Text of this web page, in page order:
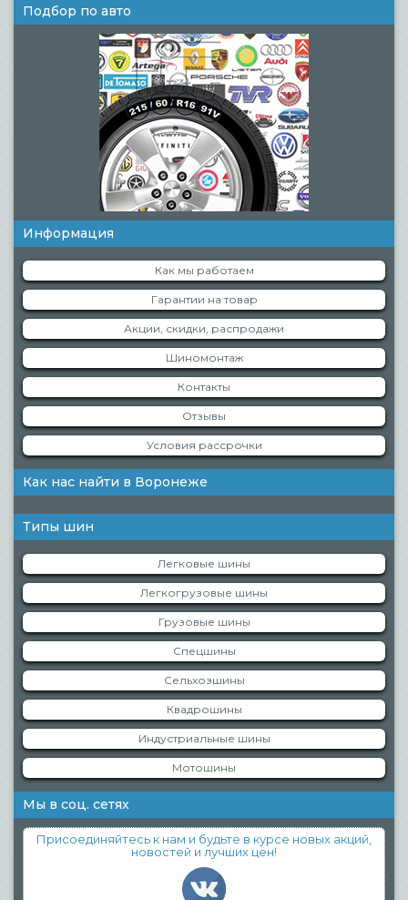
Подбор по авто
Информация
Как мы работаем
Гарантии на товар
Акции, скидки, распродажи
Шиномонтаж
Контакты
Отзывы
Условия рассрочки
Как нас найти в Воронеже
Типы шин
Легковые шины
Легкогрузовые шины
Грузовые шины
Спецшины
Сельхозшины
Квадрошины
Индустриальные шины
Мотошины
Мы в соц. сетях
Присоединяйтесь к нам и будьте в курсе новых акций,
новостей и лучших цен!